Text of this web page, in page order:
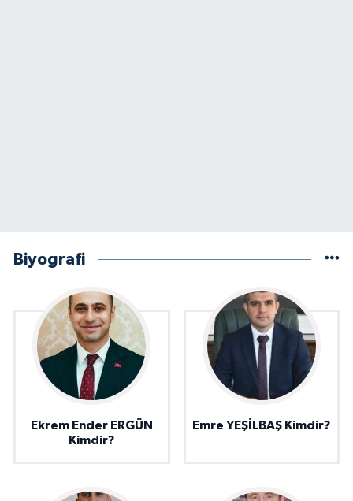
Biyografi
Ekrem Ender ERGÜN
Kimdir?
Emre YEŞİLBAŞ Kimdir?